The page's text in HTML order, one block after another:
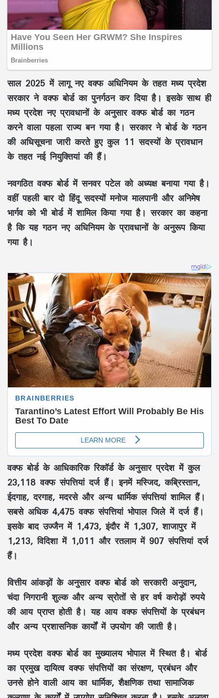
साल 2025 में लागू नए वक्फ अधिनियम के तहत मध्य प्रदेश
सरकार ने वक्फ बोर्ड का पुनर्गठन कर दिया है। इसके साथ ही
मध्य प्रदेश नए प्रावधानों के अनुसार वक्फ बोर्ड का गठन
करने वाला पहला राज्य बन गया है। सरकार ने बोर्ड के गठन
की अधिसूचना जारी करते हुए कुल 11 सदस्यों के प्रावधान
के तहत नई नियुक्तियां की हैं।
नवगठित वक्फ बोर्ड में सनवर पटेल को अध्यक्ष बनाया गया है।
वहीं पहली बार दो हिंदू सदस्यों मनोज मालपानी और अनिमेष
भार्गव को भी बोर्ड में शामिल किया गया है। सरकार का कहना
है कि यह गठन नए अधिनियम के प्रावधानों के अनुरूप किया
गया है।
वक्फ बोर्ड के आधिकारिक रिकॉर्ड के अनुसार प्रदेश में कुल
23,118 वक्फ संपत्तियां दर्ज हैं। इनमें मस्जिद, कब्रिस्तान,
ईदगाह, दरगाह, मदरसे और अन्य धार्मिक संपत्तियां शामिल हैं।
सबसे अधिक 4,475 वक्फ संपत्तियां भोपाल जिले में दर्ज हैं।
इसके बाद उज्जैन में 1,473, इंदौर में 1,307, शाजापुर में
1,213, विदिशा में 1,011 और रतलाम में 907 संपत्तियां दर्ज
हैं।
वित्तीय आंकड़ों के अनुसार वक्फ बोर्ड को सरकारी अनुदान,
चंदा निगरानी शुल्क और अन्य स्रोतों से हर वर्ष करोड़ों रुपये
की आय प्राप्त होती है। यह आय वक्फ संपत्तियों के प्रबंधन
और अन्य प्रशासनिक कार्यों में उपयोग की जाती है।
मध्य प्रदेश वक्फ बोर्ड का मुख्यालय भोपाल में स्थित है। बोर्ड
का प्रमुख दायित्व वक्फ संपत्तियों का संरक्षण, प्रबंधन और
उनसे होने वाली आय का धार्मिक, शैक्षणिक तथा सामाजिक